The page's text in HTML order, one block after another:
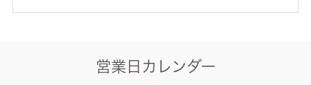
営業日カレンダー